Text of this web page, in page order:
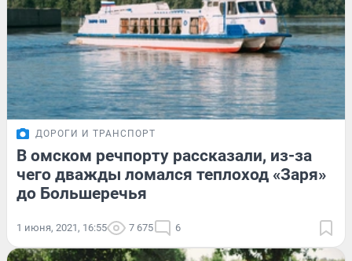
ДОРОГИ И ТРАНСПОРТ
В омском речпорту рассказали, из-за
чего дважды ломался теплоход «Заря»
до Большеречья
1 июня, 2021, 16:55 7 675 6